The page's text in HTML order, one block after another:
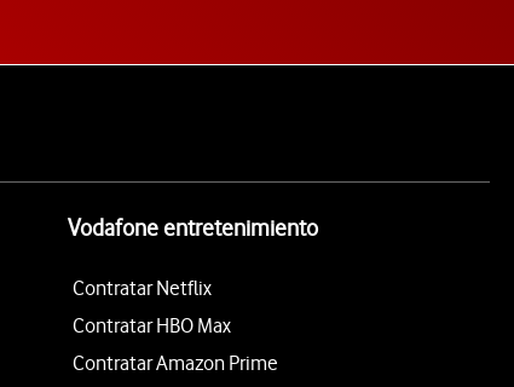
Vodafone entretenimiento
Contratar Netflix
Contratar HBO Max
Contratar Amazon Prime